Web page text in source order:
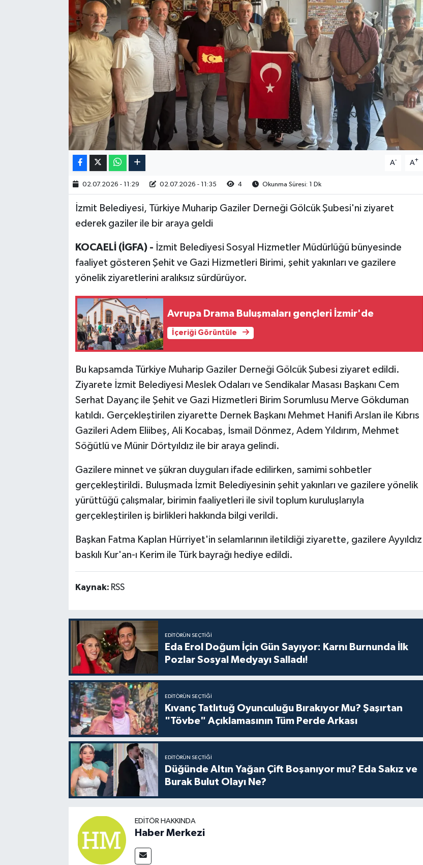
A- A+
02.07.2026 - 11:29 02.07.2026 - 11:35 4 Okunma Süresi: 1 Dk
İzmit Belediyesi, Türkiye Muharip Gaziler Derneği Gölcük Şubesi'ni ziyaret
ederek gaziler ile bir araya geldi
KOCAELİ (İGFA) - İzmit Belediyesi Sosyal Hizmetler Müdürlüğü bünyesinde
faaliyet gösteren Şehit ve Gazi Hizmetleri Birimi, şehit yakınları ve gazilere
yönelik ziyaretlerini aralıksız sürdürüyor.
Avrupa Drama Buluşmaları gençleri İzmir'de
İçeriği Görüntüle
Bu kapsamda Türkiye Muharip Gaziler Derneği Gölcük Şubesi ziyaret edildi.
Ziyarete İzmit Belediyesi Meslek Odaları ve Sendikalar Masası Başkanı Cem
Serhat Dayanç ile Şehit ve Gazi Hizmetleri Birim Sorumlusu Merve Gökduman
katıldı. Gerçekleştirilen ziyarette Dernek Başkanı Mehmet Hanifi Arslan ile Kıbrıs
Gazileri Adem Eliibeş, Ali Kocabaş, İsmail Dönmez, Adem Yıldırım, Mehmet
Söğütlü ve Münir Dörtyıldız ile bir araya gelindi.
Gazilere minnet ve şükran duyguları ifade edilirken, samimi sohbetler
gerçekleştirildi. Buluşmada İzmit Belediyesinin şehit yakınları ve gazilere yönelik
yürüttüğü çalışmalar, birimin faaliyetleri ile sivil toplum kuruluşlarıyla
gerçekleştirilen iş birlikleri hakkında bilgi verildi.
Başkan Fatma Kaplan Hürriyet'in selamlarının iletildiği ziyarette, gazilere Ayyıldız
baskılı Kur'an-ı Kerim ile Türk bayrağı hediye edildi.
Kaynak: RSS
EDITÖRÜN SEÇTIĞI
Eda Erol Doğum İçin Gün Sayıyor: Karnı Burnunda İlk
Pozlar Sosyal Medyayı Salladı!
EDITÖRÜN SEÇTIĞI
Kıvanç Tatlıtuğ Oyunculuğu Bırakıyor Mu? Şaşırtan
"Tövbe" Açıklamasının Tüm Perde Arkası
EDITÖRÜN SEÇTIĞI
Düğünde Altın Yağan Çift Boşanıyor mu? Eda Sakız ve
Burak Bulut Olayı Ne?
EDITÖR HAKKINDA
Haber Merkezi
RESMİ İLAN